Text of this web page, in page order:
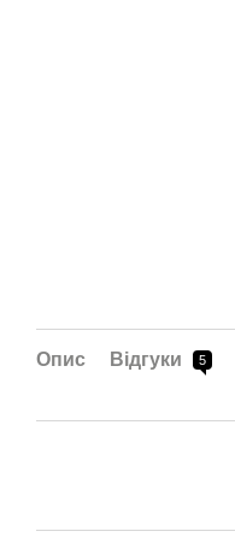
Опис Відгуки 5